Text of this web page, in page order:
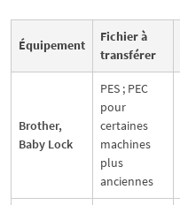
Équipement
Fichier à
transférer
Brother,
Baby Lock
PES ; PEC
pour
certaines
machines
plus
anciennes